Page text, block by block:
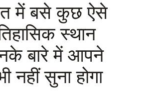
में बसे कुछ ऐसे
स्थान
बारे में आपने
नहीं सुना होगा